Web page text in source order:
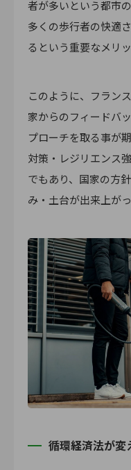
者が多いという都市
多くの歩行者の快適
るという重要なメリ
このように、フラン
家からのフィードバ
プローチを取る事が
対策・レジリエンス
でもあり、国家の方
み・土台が出来上が
循環経済法が変